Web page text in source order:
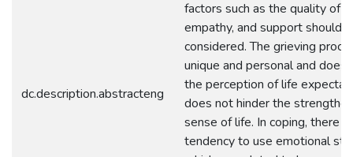
dc.description.abstracteng
factors such as the quality of
empathy, and support should
considered. The grieving
unique and personal and does
the perception of life
does not hinder the
sense of life. In coping, there
tendency to use emotional